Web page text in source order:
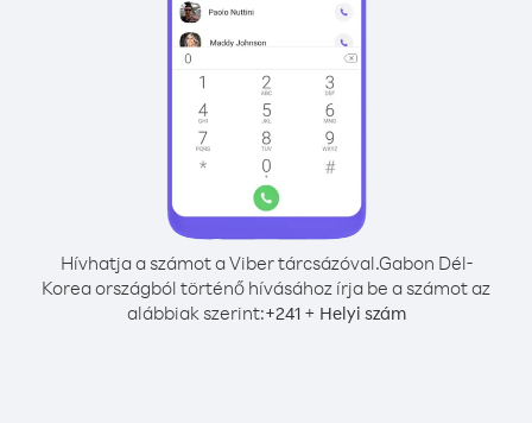
Hívhatja a számot a Viber tárcsázóval.Gabon Dél-
Korea országból történő hívásához írja be a számot az
alábbiak szerint:+241+ Helyi szám